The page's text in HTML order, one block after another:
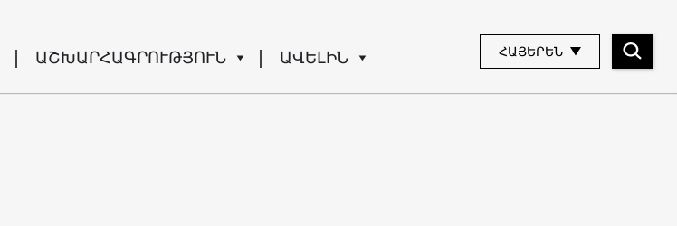
ԱՇԽԱՐՀԱԳՐՈՒԹՅՈՒՆ ԱՎԵԼԻՆ ՀԱՅԵՐԵՆ